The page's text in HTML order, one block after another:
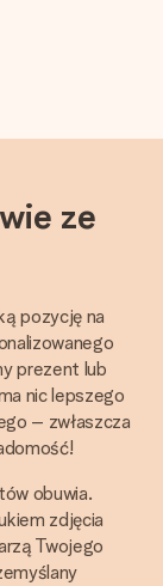
ze
pozycję na
prezent lub
nic lepszego
– zwłaszcza
obuwia.
zdjęcia
Twojego